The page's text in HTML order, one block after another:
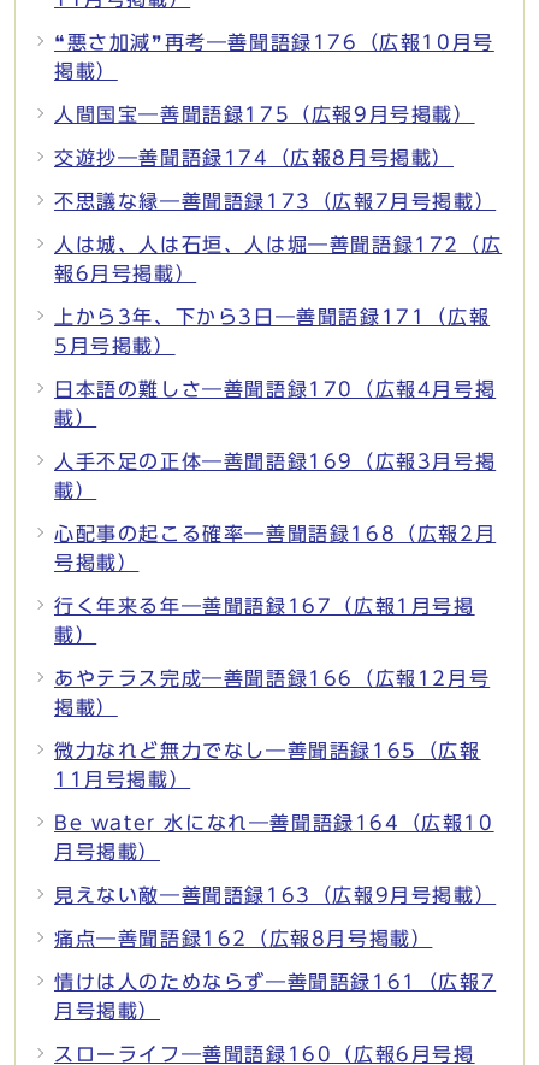
❝悪さ加減❞再考―善聞語録176（広報10月号
掲載）
人間国宝―善聞語録175（広報9月号掲載）
交遊抄―善聞語録174（広報8月号掲載）
不思議な縁―善聞語録173（広報7月号掲載）
人は城、人は石垣、人は堀―善聞語録172（広
報6月号掲載）
上から3年、下から3日―善聞語録171（広報
5月号掲載）
日本語の難しさ―善聞語録170（広報4月号掲
載）
人手不足の正体―善聞語録169（広報3月号掲
載）
心配事の起こる確率―善聞語録168（広報2月
号掲載）
行く年来る年―善聞語録167（広報1月号掲
載）
あやテラス完成―善聞語録166（広報12月号
掲載）
微力なれど無力でなし―善聞語録165（広報
11月号掲載）
Be water 水になれ―善聞語録164（広報10
月号掲載）
見えない敵―善聞語録163（広報9月号掲載）
痛点―善聞語録162（広報8月号掲載）
情けは人のためならず―善聞語録161（広報7
月号掲載）
スローライフ―善聞語録160（広報6月号掲